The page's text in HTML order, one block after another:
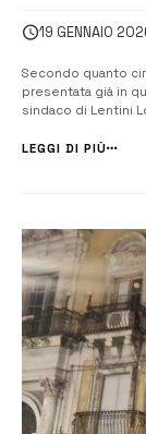
19 GENNAIO
Secondo quanto
presentata già in
sindaco di Lentini
maggioranza nel
LEGGI DI PIÙ